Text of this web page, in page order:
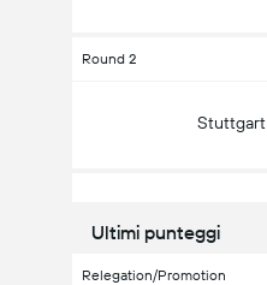
Round 2
Stuttgart
Ultimi punteggi
Relegation/Promotion